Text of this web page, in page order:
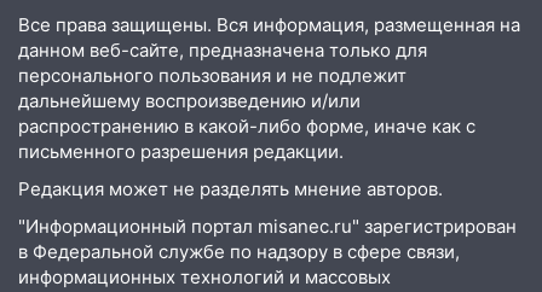
10:26 На нескольких улицах Ульяновска
временно отключили холодную воду
10:14 В Ульяновске двоих участников
коррупционной схемы при ЦГКБ
отправили в колонию на 7 и 8 лет
09:52 Ночью беспилотники сбили над
соседними Татарстаном и Саратовской
областью
Все права защищены. Вся информация, размещенная на
данном веб-сайте, предназначена только для
персонального пользования и не подлежит
дальнейшему воспроизведению и/или
распространению в какой-либо форме, иначе как с
письменного разрешения редакции.
Редакция может не разделять мнение авторов.
"Информационный портал misanec.ru" зарегистрирован
в Федеральной службе по надзору в сфере связи,
информационных технологий и массовых